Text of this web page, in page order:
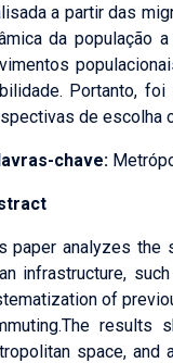
a partir das
da população
Portanto,
de escolha
chave:
paper analyzes
infrastructure,
of
space,